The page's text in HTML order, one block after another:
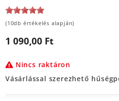
(10db értékelés alapján)
1 090,00 Ft
Nincs raktáron
Vásárlással szerezhető